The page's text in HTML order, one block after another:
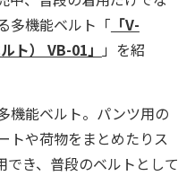
多機能ベルト「 「V-
ト） VB-01」 」を紹
機能ベルト。パンツ用の
トや荷物をまとめたりス
でき、普段のベルトとして